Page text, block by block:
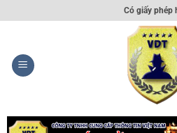
Có giấy phép